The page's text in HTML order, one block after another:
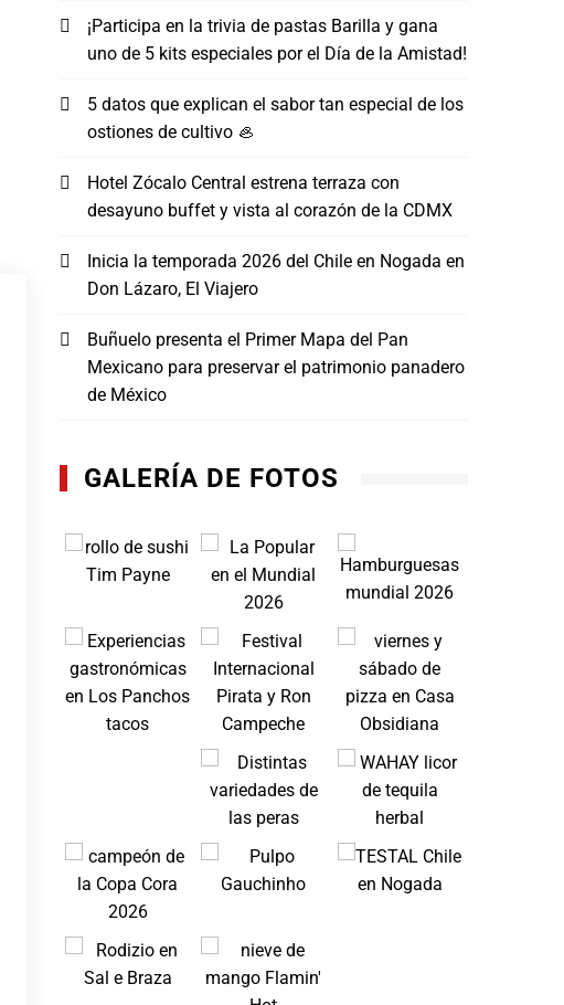
MAYO 15, 2026
¡Participa en la trivia de pastas Barilla y gana
uno de 5 kits especiales por el Día de la Amistad!
5 datos que explican el sabor tan especial de los
ostiones de cultivo 🦪
Hotel Zócalo Central estrena terraza con
desayuno buffet y vista al corazón de la CDMX
Inicia la temporada 2026 del Chile en Nogada en
Don Lázaro, El Viajero
Buñuelo presenta el Primer Mapa del Pan
Mexicano para preservar el patrimonio panadero
de México
GALERÍA DE FOTOS